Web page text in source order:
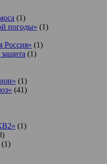
(1)
погоды» (1)
Россия» (1)
(1)
(1)
(41)
(1)
(1)